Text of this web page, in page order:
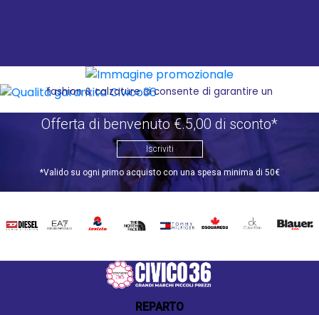
godendo di un servizio rapido e affidabile.
L'esperienza pluriennale di Civico36 nel settore
fashion & calzature ci consente di garantire un
clienti e sempre aggiornato sulle ultime tendenze
del settore. Il nostro ampio magazzino con
esposizione ci permette di offrire una vasta gamma
di prodotti, garantendo disponibilità e tempi di
consegna rapidi. Scegli Civico36.store per il tuo
shopping online: troverai i migliori prodotti SUPERDRY
tutto direttamente a casa tua.
Offerta di benvenuto €.5,00 di sconto*
Iscriviti
*Valido su ogni primo acquisto con una spesa minima di 50€
DIESEL EA7 INVICTATHE
TOMMY
DSQUARED2
CALVIN BLAUER
REPARTO